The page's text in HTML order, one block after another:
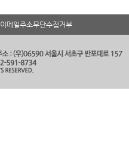
이메일주소무단수집거부